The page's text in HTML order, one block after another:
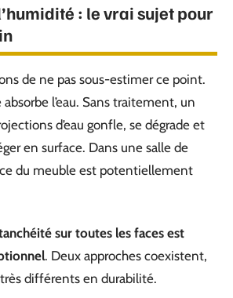
: le vrai sujet pour
de ne pas sous-estimer ce point.
l’eau. Sans traitement, un
d’eau gonfle, se dégrade et
en surface. Dans une salle de
du meuble est potentiellement
sur toutes les faces est
. Deux approches coexistent,
différents en durabilité.